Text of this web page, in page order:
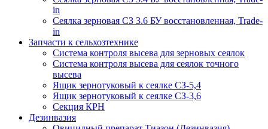
in
Сеялка зерновая СЗ 3.6 БУ восстановленная, Trade-
in
Запчасти к сельхозтехнике
Система контроля высева для зерновых сеялок
Система контроля высева для сеялок точного
высева
Ящик зернотуковый к сеялке СЗ-5,4
Ящик зернотуковый к сеялке СЗ-3,6
Секция КРН
Дезинвазия